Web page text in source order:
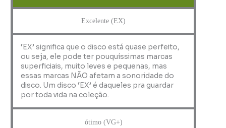
Excelente (EX)
‘EX’ significa que o disco está quase perfeito,
ou seja, ele pode ter pouquíssimas marcas
superficiais, muito leves e pequenas, mas
essas marcas NÃO afetam a sonoridade do
disco. Um disco ‘EX’ é daqueles pra guardar
por toda vida na coleção.
ótimo (VG+)